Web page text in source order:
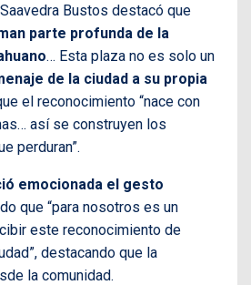
Bustos destacó que
parte profunda de la
… Esta plaza no es solo un
de la ciudad a su propia
el reconocimiento “nace con
así se construyen los
perduran”.
emocionada el gesto
que “para nosotros es un
este reconocimiento de
destacando que la
la comunidad.